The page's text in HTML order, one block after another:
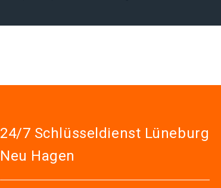
24/7 Schlüsseldienst Lüneburg
Neu Hagen